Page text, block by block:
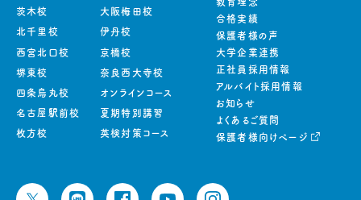
茨木校
北千里校
西宮北口校
堺東校
四条烏丸校
名古屋駅前校
枚方校
大阪梅田校
伊丹校
京橋校
奈良西大寺校
オンラインコース
夏期特別講習
英検対策コース
合格実績
保護者様の声
大学企業連携
正社員採用情報
アルバイト採用情報
お知らせ
よくあるご質問
保護者様向けページ